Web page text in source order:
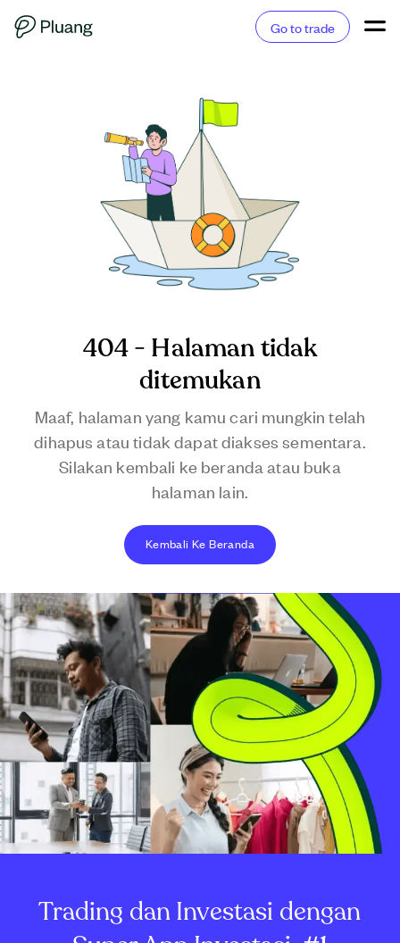
Go to trade
404 - Halaman tidak
ditemukan
Maaf, halaman yang kamu cari mungkin telah
dihapus atau tidak dapat diakses sementara.
Silakan kembali ke beranda atau buka
halaman lain.
Kembali Ke Beranda
Trading dan Investasi dengan